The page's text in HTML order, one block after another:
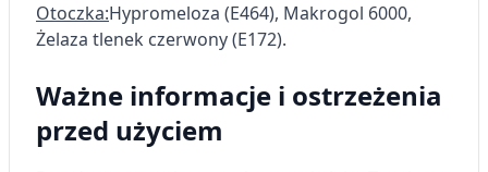
Otoczka:Hypromeloza (E464), Makrogol 6000,
Żelaza tlenek czerwony (E172).
Ważne informacje i ostrzeżenia
przed użyciem